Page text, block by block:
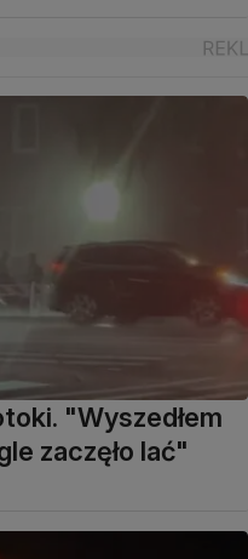
"Wyszedłem
zaczęło lać"